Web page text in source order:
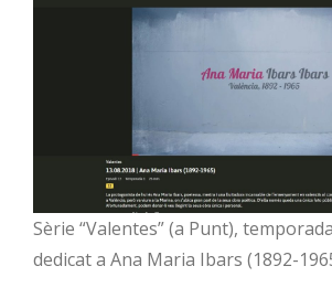
Sèrie “Valentes” (a Punt),
dedicat a Ana Maria Ibars (1892-